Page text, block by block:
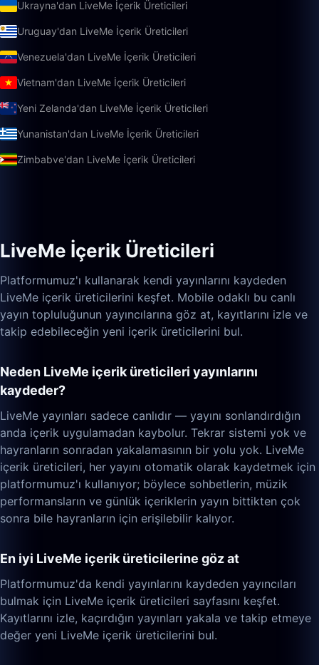
Ukrayna'dan LiveMe İçerik Üreticileri
Uruguay'dan LiveMe İçerik Üreticileri
Venezuela'dan LiveMe İçerik Üreticileri
Vietnam'dan LiveMe İçerik Üreticileri
Yeni Zelanda'dan LiveMe İçerik Üreticileri
Yunanistan'dan LiveMe İçerik Üreticileri
Zimbabve'dan LiveMe İçerik Üreticileri
LiveMe İçerik Üreticileri
Platformumuz'ı kullanarak kendi yayınlarını kaydeden
LiveMe içerik üreticilerini keşfet. Mobile odaklı bu canlı
yayın topluluğunun yayıncılarına göz at, kayıtlarını izle ve
takip edebileceğin yeni içerik üreticilerini bul.
Neden LiveMe içerik üreticileri yayınlarını
kaydeder?
LiveMe yayınları sadece canlıdır — yayını sonlandırdığın
anda içerik uygulamadan kaybolur. Tekrar sistemi yok ve
hayranların sonradan yakalamasının bir yolu yok. LiveMe
içerik üreticileri, her yayını otomatik olarak kaydetmek için
platformumuz'ı kullanıyor; böylece sohbetlerin, müzik
performansların ve günlük içeriklerin yayın bittikten çok
sonra bile hayranların için erişilebilir kalıyor.
En iyi LiveMe içerik üreticilerine göz at
Platformumuz'da kendi yayınlarını kaydeden yayıncıları
bulmak için LiveMe içerik üreticileri sayfasını keşfet.
Kayıtlarını izle, kaçırdığın yayınları yakala ve takip etmeye
değer yeni LiveMe içerik üreticilerini bul.